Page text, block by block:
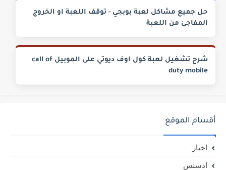
حل جميع مشاكل لعبة بوبجي - توقف اللعبة او الخروج
المفاجئ من اللعبة
شرح تشغيل لعبة كول اوف ديوتي على الموبيل call of
duty mobile
أقسام الموقع
اخبار
ادسنس